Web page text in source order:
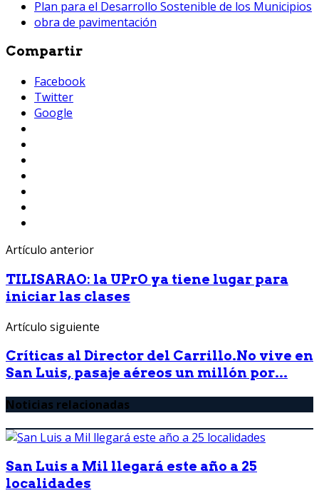
Plan para el Desarrollo Sostenible de los Municipios
obra de pavimentación
Compartir
Facebook
Twitter
Google
Artículo anterior
TILISARAO: la UPrO ya tiene lugar para
iniciar las clases
Artículo siguiente
Críticas al Director del Carrillo.No vive en
San Luis, pasaje aéreos un millón por...
Noticias relacionadas
San Luis a Mil llegará este año a 25
localidades